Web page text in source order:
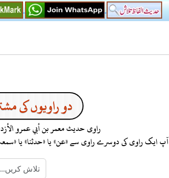
دو راویوں کی
راوی حدیثمعمر بن أبي عمرو
آپ ایک راوی کی دوسرے راوی سے «عن» یا «حدثنا» یا